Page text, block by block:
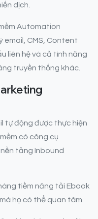
dịch.
Automation
email, CMS, Content
liên hệ và cả tính năng
truyền thống khác.
tự động được thực hiện
có công cụ
tảng Inbound
tiềm năng tải Ebook
họ có thể quan tâm.